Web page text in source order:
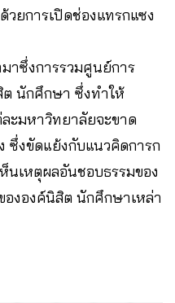
ยการเปิดช่องแทรกแซง
าซึ่งการรวมศูนย์การ
ต นักศึกษา ซึ่งทำให้
ะมหาวิทยาลัยจะขาด
ซึ่งขัดแย้งกับแนวคิดการก
นเหตุผลอันชอบธรรมของ
งองค์นิสิต นักศึกษาเหล่า